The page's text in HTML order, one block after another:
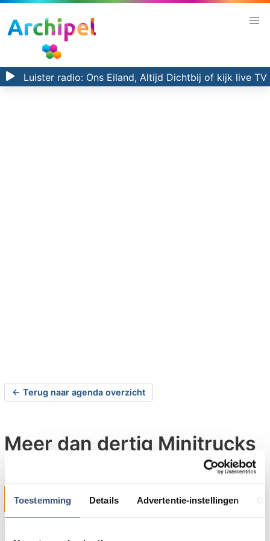
Toestemming Details Advertentie-instellingen
Luister radio: Ons Eiland, Altijd Dichtbij of kijk live TV
← Terug naar agenda overzicht
Meer dan dertig Minitrucks
zaterdag 13-06-2026 om 10:00 uur Herkingen